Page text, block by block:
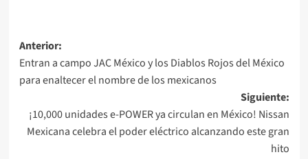
Navegación
de
entradas
Anterior:
Entran a campo JAC México y los Diablos Rojos del México
para enaltecer el nombre de los mexicanos
Siguiente:
¡10,000 unidades e-POWER ya circulan en México! Nissan
Mexicana celebra el poder eléctrico alcanzando este gran
hito